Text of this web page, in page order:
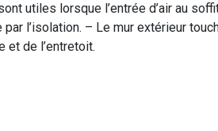
utiles lorsque l’entrée d’air au
l’isolation. – Le mur extérieur
et de l’entretoit.